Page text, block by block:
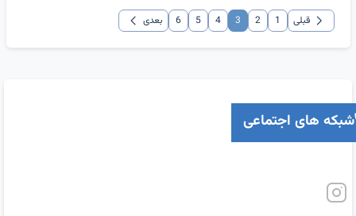
chevron_rightقبلی 1
2
3
4
5
6 بعدی chevron_left
شبکه های اجتماعی